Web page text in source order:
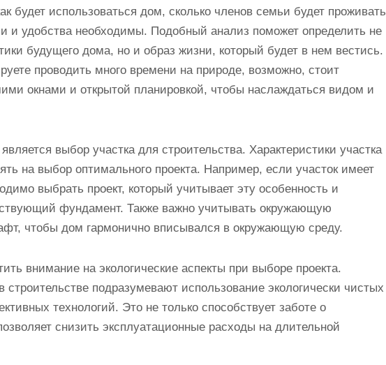
будет использоваться дом, сколько членов семьи будет проживать
и удобства необходимы. Подобный анализ поможет определить не
будущего дома, но и образ жизни, который будет в нем вестись.
проводить много времени на природе, возможно, стоит
окнами и открытой планировкой, чтобы наслаждаться видом и
выбор участка для строительства. Характеристики участка
на выбор оптимального проекта. Например, если участок имеет
выбрать проект, который учитывает эту особенность и
фундамент. Также важно учитывать окружающую
чтобы дом гармонично вписывался в окружающую среду.
внимание на экологические аспекты при выборе проекта.
подразумевают использование экологически чистых
технологий. Это не только способствует заботе о
снизить эксплуатационные расходы на длительной